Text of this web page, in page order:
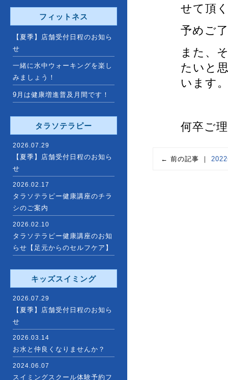
せて頂
予めご
また、
たいと
います
何卒ご
← 前の記事 ｜
フィットネス
【夏季】店舗受付日程のお知ら
せ
一緒に水中ウォーキングを楽し
みましょう！
9月は健康増進普及月間です！
タラソテラピー
2026.07.29
【夏季】店舗受付日程のお知ら
せ
2026.02.17
タラソテラピー健康講座のチラ
シのご案内
2026.02.10
タラソテラピー健康講座のお知
らせ【足元からのセルフケア】
キッズスイミング
2026.07.29
【夏季】店舗受付日程のお知ら
せ
2026.03.14
お水と仲良くなりませんか？
2024.06.07
スイミングスクール体験予約フ